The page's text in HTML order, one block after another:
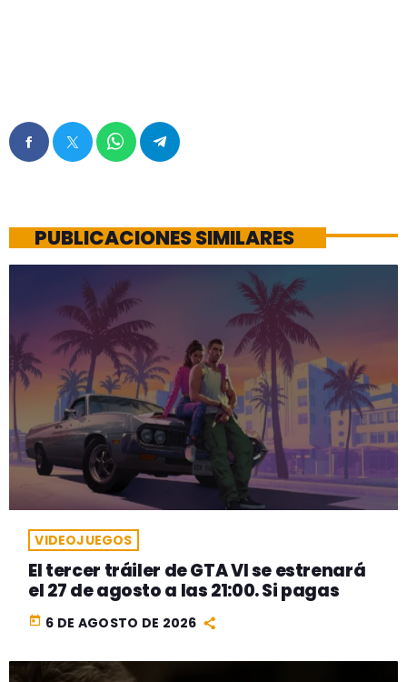
PUBLICACIONES SIMILARES
VIDEOJUEGOS
El tercer tráiler de GTA VI se estrenará
el 27 de agosto a las 21:00. Si pagas
today 6 DE AGOSTO DE 2026